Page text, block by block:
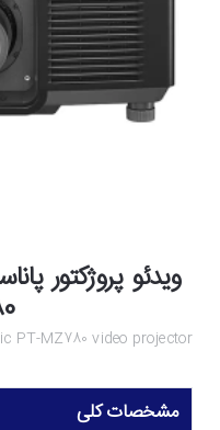
PT-MZ780 video projector
مشخصات کلی